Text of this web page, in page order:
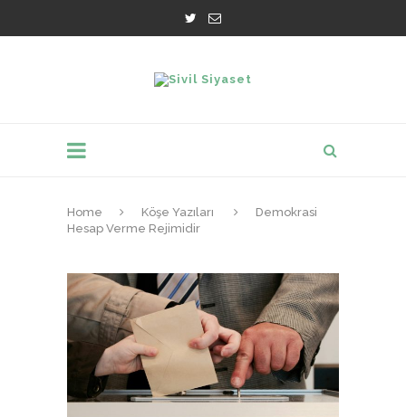
Home Köşe Yazıları
Demokrasi
Hesap Verme Rejimidir